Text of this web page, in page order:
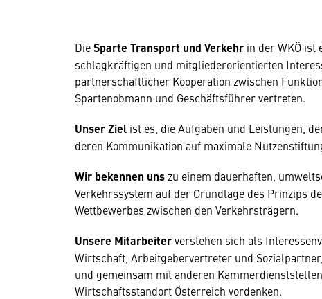
DieSparte Transport und Verkehr in der WKÖ ist
schlagkräftigen und mitgliederorientierten
partnerschaftlicher Kooperation zwischen
Spartenobmann und Geschäftsführer vertreten.
Unser Ziel ist es, die Aufgaben und Leistungen,
deren Kommunikation auf maximale
Wir bekennen uns zu einem dauerhaften,
Verkehrssystem auf der Grundlage des Prinzips
Wettbewerbes zwischen den Verkehrsträgern.
Unsere Mitarbeiterverstehen sich als
Wirtschaft, Arbeitgebervertreter und
und gemeinsam mit anderen
Wirtschaftsstandort Österreich vordenken.
Wir benötigen Ihre
Hier würden wir Ihnen gerne einen
allerdings Ihre Zustimmung, da Ihr
Geräten und Nutzerverhalten mitunter